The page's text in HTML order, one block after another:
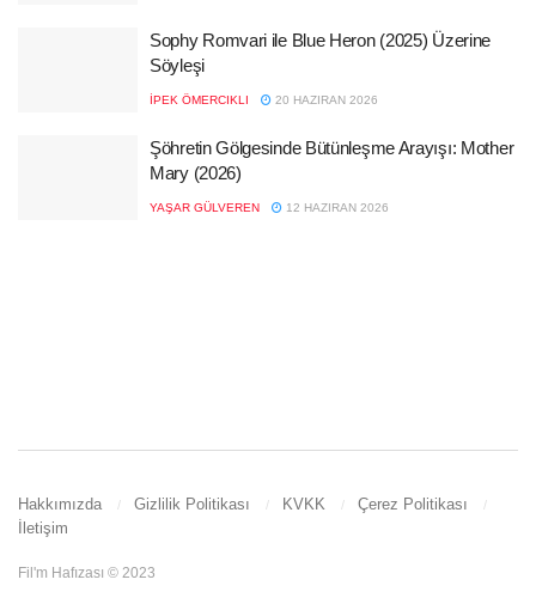
Sophy Romvari ile Blue Heron (2025) Üzerine
Söyleşi
İPEK ÖMERCIKLI 20 HAZIRAN 2026
Şöhretin Gölgesinde Bütünleşme Arayışı: Mother
Mary (2026)
YAŞAR GÜLVEREN 12 HAZIRAN 2026
Hakkımızda Gizlilik Politikası KVKK
Çerez Politikası
İletişim
Fil'm Hafızası © 2023